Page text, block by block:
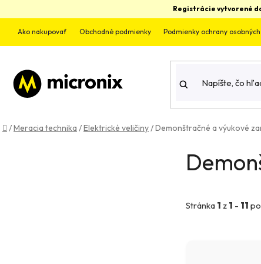
na
obsah
Registrácie vytvorené
Ako nakupovať Obchodné podmienky Podmienky ochrany
Domov
/Meracia technika /Elektrické veličiny/Demonštračné a výukové
Stránka 1 z 1 - 11